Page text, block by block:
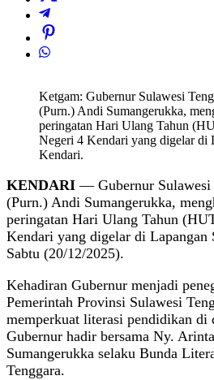
Ketgam: Gubernur Sulawesi
(Purn.) Andi Sumangerukka,
peringatan Hari Ulang Tahun
Negeri 4 Kendari yang digelar di
Kendari.
KENDARI — Gubernur Sulawesi
(Purn.) Andi Sumangerukka,
peringatan Hari Ulang Tahun
Kendari yang digelar di
Sabtu (20/12/2025).
Kehadiran Gubernur menjadi
Pemerintah Provinsi Sulawesi
memperkuat literasi pendidikan di
Gubernur hadir bersama Ny.
Sumangerukka selaku Bunda
Tenggara.